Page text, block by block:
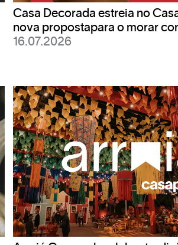
internet sem fio em todas as
fazer login com Facebook ou
no piso térreo, próximo à
4 banheiros para pessoas
de apoio e pias e vasos
um banheiro para PcDs
os adultos acompanhem
Casa Decorada estreia no
nova propostapara o morar
16.07.2026